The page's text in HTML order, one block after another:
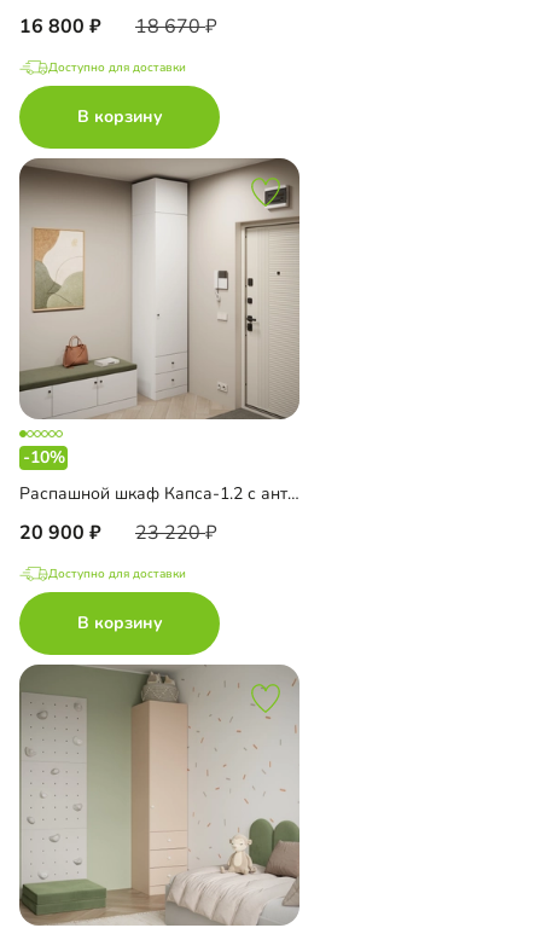
16 800 18 670
Доступно для доставки
В корзину
-10%
Распашной шкаф Капса-1.2 с антресолью
20 900 23 220
Доступно для доставки
В корзину